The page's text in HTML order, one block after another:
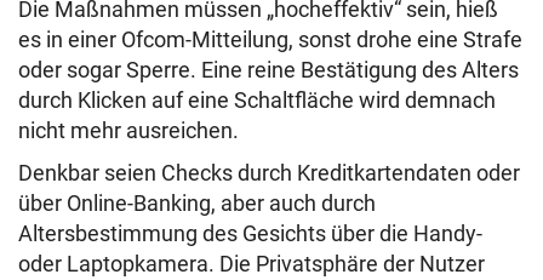
Die Maßnahmen müssen „hocheffektiv“ sein, hieß
es in einer Ofcom-Mitteilung, sonst drohe eine Strafe
oder sogar Sperre. Eine reine Bestätigung des Alters
durch Klicken auf eine Schaltfläche wird demnach
nicht mehr ausreichen.
Denkbar seien Checks durch Kreditkartendaten oder
über Online-Banking, aber auch durch
Altersbestimmung des Gesichts über die Handy-
oder Laptopkamera. Die Privatsphäre der Nutzer